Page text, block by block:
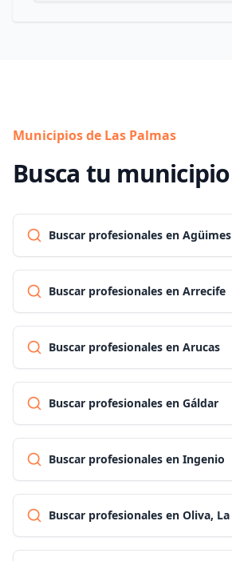
Municipios de Las Palmas
Busca tu municipio
Buscar profesionales en Agüimes
Buscar profesionales en Arrecife
Buscar profesionales en Arucas
Buscar profesionales en Gáldar
Buscar profesionales en Ingenio
Buscar profesionales en Oliva, La